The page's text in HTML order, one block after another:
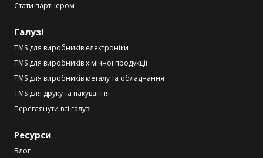
Стати партнером
Галузі
TMS для виробників електроніки
TMS для виробників хімічної продукції
TMS для виробників металу та обладнання
TMS для друку та пакування
Переглянути всі галузі
Ресурси
Блог